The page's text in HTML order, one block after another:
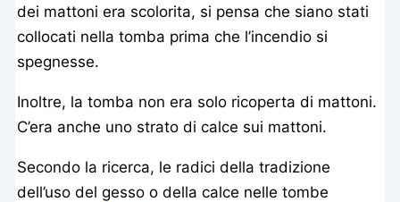
dei mattoni era scolorita, si pensa che siano stati
collocati nella tomba prima che l’incendio si
spegnesse.
Inoltre, la tomba non era solo ricoperta di mattoni.
C’era anche uno strato di calce sui mattoni.
Secondo la ricerca, le radici della tradizione
dell’uso del gesso o della calce nelle tombe